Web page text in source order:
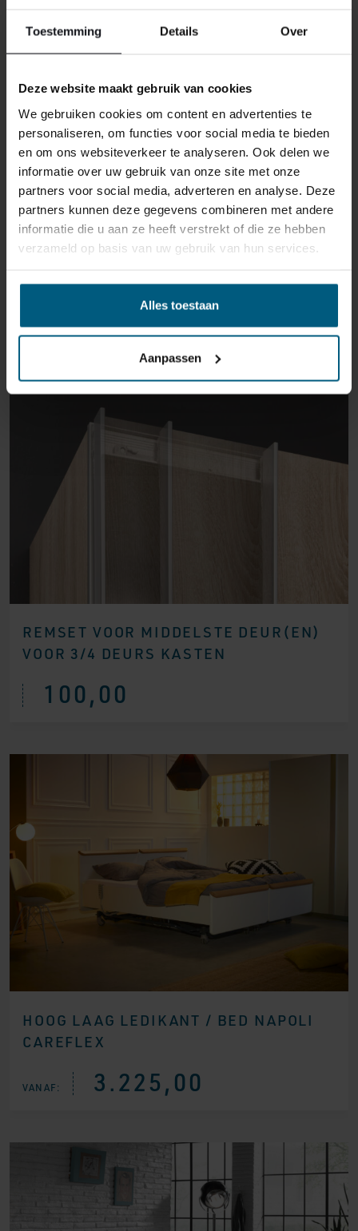
Toestemming Details Over
Deze website maakt gebruik van cookies
We gebruiken cookies om content en advertenties te
personaliseren, om functies voor social media te bieden
en om ons websiteverkeer te analyseren. Ook delen we
informatie over uw gebruik van onze site met onze
partners voor social media, adverteren en analyse. Deze
partners kunnen deze gegevens combineren met andere
informatie die u aan ze heeft verstrekt of die ze hebben
verzameld op basis van uw gebruik van hun services.
Alles toestaan
Aanpassen
u de bestelling toch niet zou willen hebben. Wat de
annuleren. Behandel het product met zorg en zorg
Mocht het product beschadigd zijn of is de verpakking
meer beschadigd dan nodig, dan kunnen we deze
waardevermindering van het product aan u
doorberekenen.
GERELATEERDE PRODUCTEN
REMSET VOOR MIDDELSTE DEUR(EN)
VOOR 3/4 DEURS KASTEN
100,00
HOOG LAAG LEDIKANT / BED NAPOLI
CAREFLEX
VANAF: 3.225,00